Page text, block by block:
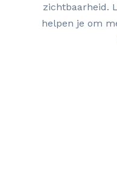
zichtbaarheid.
helpen je om